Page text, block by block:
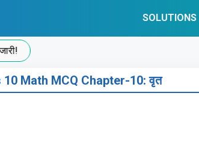
SOLUTIONS
10 Math MCQ Chapter-10: वृत